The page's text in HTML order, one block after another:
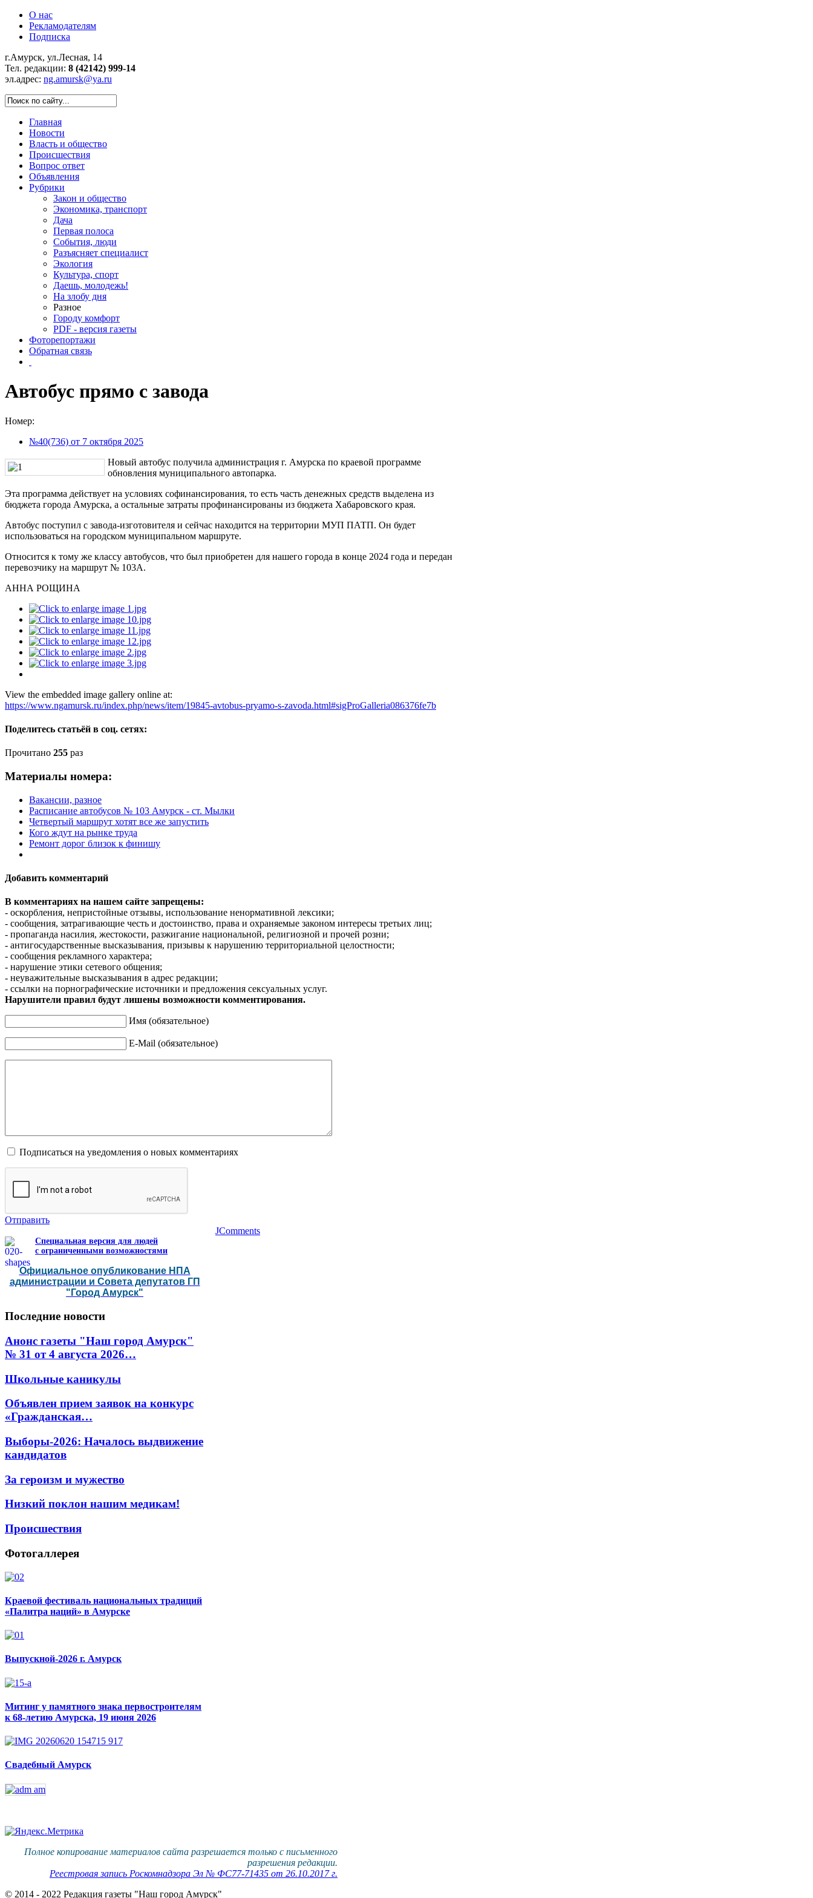
О нас
Рекламодателям
Подписка
г.Амурск, ул.Лесная, 14
Тел. редакции: 8 (42142) 999-14
эл.адрес: ng.amursk@ya.ru
Главная
Новости
Власть и общество
Происшествия
Вопрос ответ
Объявления
Рубрики
Закон и общество
Экономика, транспорт
Дача
Первая полоса
События, люди
Разъясняет специалист
Экология
Культура, спорт
Даешь, молодежь!
На злобу дня
Разное
Городу комфорт
PDF - версия газеты
Фоторепортажи
Обратная связь
Автобус прямо с завода
Номер:
№40(736) от 7 октября 2025
Новый автобус получила администрация г. Амурска по краевой программе
обновления муниципального автопарка.
Эта программа действует на условиях софинансирования, то есть часть денежных средств выделена из
бюджета города Амурска, а остальные затраты профинансированы из бюджета Хабаровского края.
Автобус поступил с завода-изготовителя и сейчас находится на территории МУП ПАТП. Он будет
использоваться на городском муниципальном маршруте.
Относится к тому же классу автобусов, что был приобретен для нашего города в конце 2024 года и передан
перевозчику на маршрут № 103А.
АННА РОЩИНА
View the embedded image gallery online at:
https://www.ngamursk.ru/index.php/news/item/19845-avtobus-pryamo-s-zavoda.html#sigProGalleria086376fe7b
Поделитесь статьёй в соц. сетях:
Прочитано 255 раз
Материалы номера:
Вакансии, разное
Расписание автобусов № 103 Амурск - ст. Мылки
Четвертый маршрут хотят все же запустить
Кого ждут на рынке труда
Ремонт дорог близок к финишу
Добавить комментарий
В комментариях на нашем сайте запрещены:
- оскорбления, непристойные отзывы, использование ненормативной лексики;
- сообщения, затрагивающие честь и достоинство, права и охраняемые законом интересы третьих лиц;
- пропаганда насилия, жестокости, разжигание национальной, религиозной и прочей розни;
- антигосударственные высказывания, призывы к нарушению территориальной целостности;
- сообщения рекламного характера;
- нарушение этики сетевого общения;
- неуважительные высказывания в адрес редакции;
- ссылки на порнографические источники и предложения сексуальных услуг.
Нарушители правил будут лишены возможности комментирования.
Имя (обязательное)
E-Mail (обязательное)
Подписаться на уведомления о новых комментариях
Отправить
JComments
Специальная версия для людей
с ограниченными возможностями
Официальное опубликование НПА
администрации и Совета депутатов ГП
"Город Амурск"
Последние новости
Анонс газеты "Наш город Амурск"
№ 31 от 4 августа 2026…
Школьные каникулы
Объявлен прием заявок на конкурс
«Гражданская…
Выборы-2026: Началось выдвижение
кандидатов
За героизм и мужество
Низкий поклон нашим медикам!
Происшествия
Фотогаллерея
Краевой фестиваль национальных традиций
«Палитра наций» в Амурске
Выпускной-2026 г. Амурск
Митинг у памятного знака первостроителям
к 68-летию Амурска, 19 июня 2026
Свадебный Амурск
Полное копирование материалов сайта разрешается только с письменного
разрешения редакции.
Реестровая запись Роскомнадзора Эл № ФС77-71435 от 26.10.2017 г.
© 2014 - 2022 Редакция газеты "Наш город Амурск"